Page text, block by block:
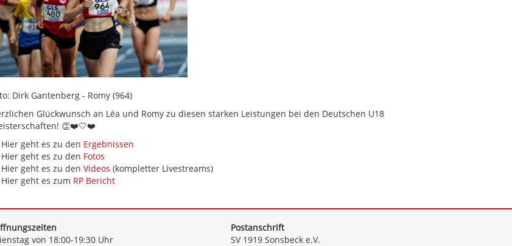
Dirk Gantenberg - Romy (964)
Glückwunsch an Léa und Romy zu diesen starken Leistungen bei den Deutschen U18
👏❤️🤍❤️
Hier geht es zu den Ergebnissen
geht es zu den Fotos
Hier geht es zu den Videos (kompletter Livestreams)
Hier geht es zum RP Bericht
von 18:00-19:30 Uhr
Postanschrift
SV 1919 Sonsbeck e.V.